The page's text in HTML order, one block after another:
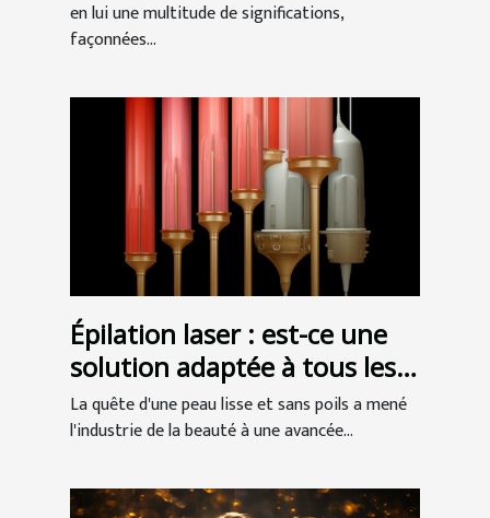
en lui une multitude de significations,
façonnées...
Épilation laser : est-ce une
solution adaptée à tous les
types de peau ?
La quête d'une peau lisse et sans poils a mené
l'industrie de la beauté à une avancée...